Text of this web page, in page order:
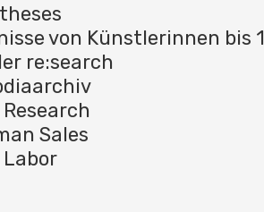
von Künstlerinnen bis
re:search
Research
Sales
Labor